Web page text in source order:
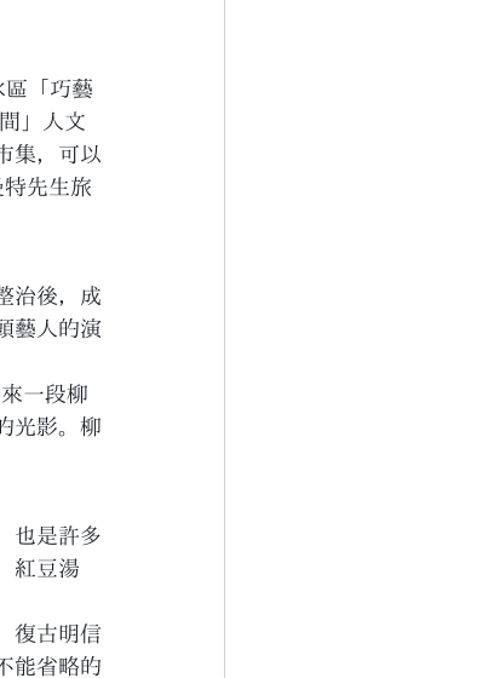
「巧藝
」人文
集，可以
先生旅
治後，成
藝人的演
一段柳
光影。柳
也是許多
紅豆湯
復古明信
能省略的